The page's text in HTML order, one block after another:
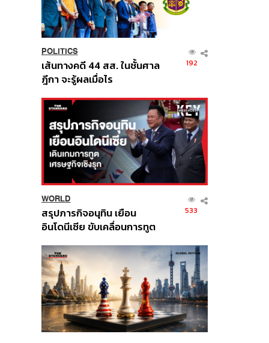
POLITICS
เส้นทางคดี 44 สส. ในชั้นศาล
ฎีกา จะรู้ผลเมื่อไร
192
WORLD
สรุปภารกิจอนุทิน เยือน
อินโดนีเซีย ขับเคลื่อนการทูต
ส่วนยุทธศาสตร์ไทย –
อินโดนีเซีย
533